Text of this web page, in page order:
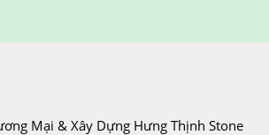
Mại & Xây Dựng Hưng Thịnh Stone